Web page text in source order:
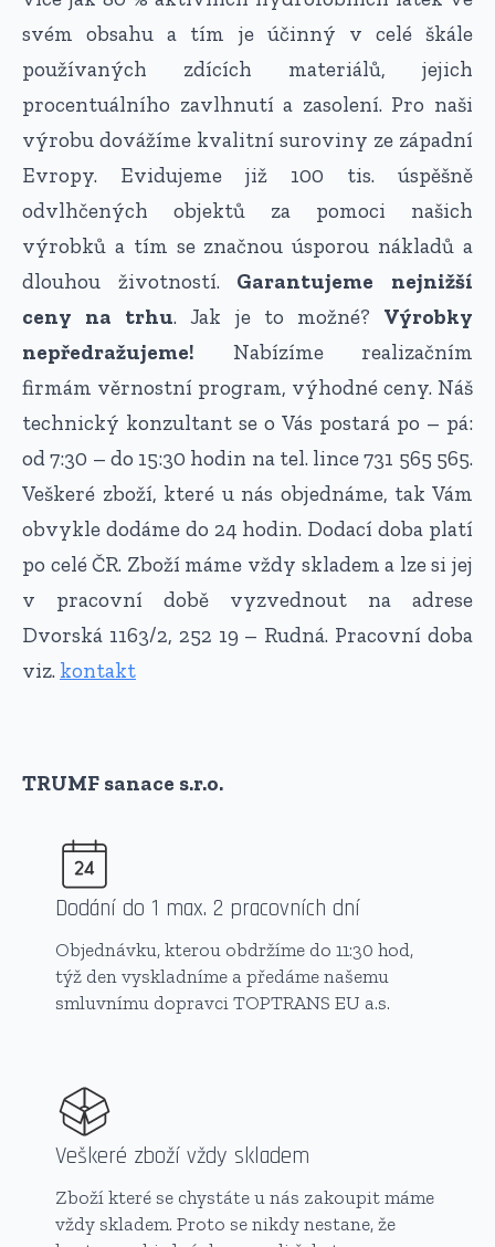
svém obsahu a tím je účinný v celé škále
používaných zdících materiálů, jejich
procentuálního zavlhnutí a zasolení. Pro naši
výrobu dovážíme kvalitní suroviny ze západní
Evropy. Evidujeme již 100 tis. úspěšně
odvlhčených objektů za pomoci našich
výrobků a tím se značnou úsporou nákladů a
dlouhou životností. Garantujeme nejnižší
ceny na trhu. Jak je to možné? Výrobky
nepředražujeme! Nabízíme realizačním
firmám věrnostní program, výhodné ceny. Náš
technický konzultant se o Vás postará po – pá:
od 7:30 – do 15:30 hodin na tel. lince 731 565 565.
Veškeré zboží, které u nás objednáme, tak Vám
obvykle dodáme do 24 hodin. Dodací doba platí
po celé ČR. Zboží máme vždy skladem a lze si jej
v pracovní době vyzvednout na adrese
Dvorská 1163/2, 252 19 – Rudná. Pracovní doba
viz. kontakt
TRUMF sanace s.r.o.
Dodání do 1 max. 2 pracovních dní
Objednávku, kterou obdržíme do 11:30 hod,
týž den vyskladníme a předáme našemu
smluvnímu dopravci TOPTRANS EU a.s.
Veškeré zboží vždy skladem
Zboží které se chystáte u nás zakoupit máme
vždy skladem. Proto se nikdy nestane, že